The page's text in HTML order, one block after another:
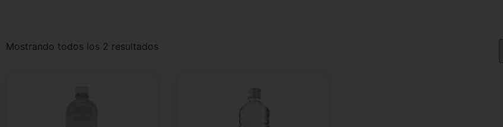
Mostrando todos los 2 resultados